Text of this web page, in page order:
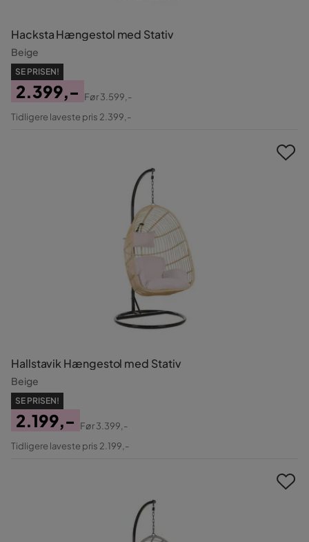
Hacksta Hængestol med Stativ
Beige
SE PRISEN!
Pris
2.399,-
Original
Før3.599,-
Tidligere laveste pris 2.399,-
Hallstavik Hængestol med Stativ
Beige
SE PRISEN!
Pris
2.199,-
Original
Før3.399,-
Tidligere laveste pris 2.199,-